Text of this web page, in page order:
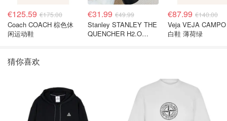
€125.59 €175.00
Coach COACH 棕色休
闲运动鞋
€31.99 €49.99
Stanley STANLEY THE
QUENCHER H2.O
€87.99 €140.00
Veja VEJA
白鞋 薄荷绿
猜你喜欢